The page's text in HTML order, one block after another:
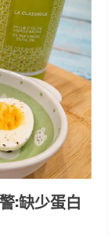
:缺少蛋白